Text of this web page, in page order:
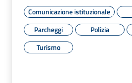
Comunicazione istituzionale
Parcheggi
Polizia
Turismo